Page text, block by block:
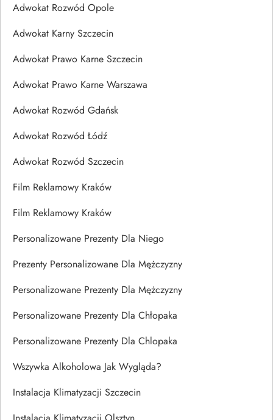
Adwokat Rozwód Opole
Adwokat Karny Szczecin
Adwokat Prawo Karne Szczecin
Adwokat Prawo Karne Warszawa
Adwokat Rozwód Gdańsk
Adwokat Rozwód Łódź
Adwokat Rozwód Szczecin
Film Reklamowy Kraków
Film Reklamowy Kraków
Personalizowane Prezenty Dla Niego
Prezenty Personalizowane Dla Mężczyzny
Personalizowane Prezenty Dla Mężczyzny
Personalizowane Prezenty Dla Chłopaka
Personalizowane Prezenty Dla Chlopaka
Wszywka Alkoholowa Jak Wygląda?
Instalacja Klimatyzacji Szczecin